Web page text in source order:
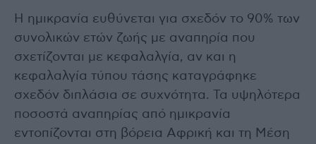
Η ημικρανία ευθύνεται για σχεδόν το 90% των
συνολικών ετών ζωής με αναπηρία που
σχετίζονται με κεφαλαλγία, αν και η
κεφαλαλγία τύπου τάσης καταγράφηκε
σχεδόν διπλάσια σε συχνότητα. Τα υψηλότερα
ποσοστά αναπηρίας από ημικρανία
εντοπίζονται στη βόρεια Αφρική και τη Μέση